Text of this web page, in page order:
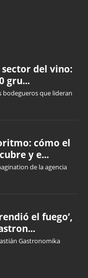
sector del vino:
gru...
bodegueros que lideran
cómo el
y e...
de la agencia
el fuego’,
Gastronomika